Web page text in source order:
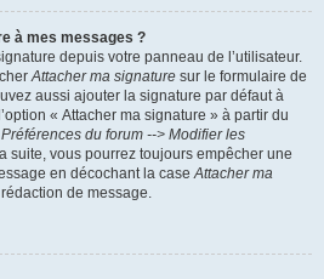
à mes messages ?
depuis votre panneau de l’utilisateur.
Attacher ma signature sur le formulaire de
aussi ajouter la signature par défaut à
« Attacher ma signature » à partir du
Préférences du forum --> Modifier les
suite, vous pourrez toujours empêcher une
en décochant la case Attacher ma
de message.